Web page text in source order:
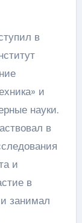
в
и
науки.
в
и
в
занимал